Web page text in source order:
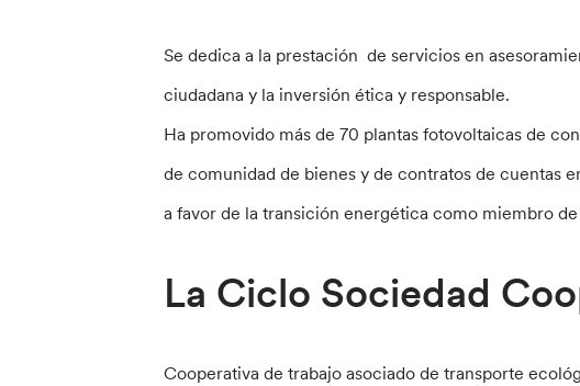
Se dedica a la prestación de servicios en
ciudadana y la inversión ética y responsable.
Ha promovido más de 70 plantas fotovoltaicas de
de comunidad de bienes y de contratos de cuentas
a favor de la transición energética como miembro
La Ciclo Sociedad
Cooperativa de trabajo asociado de transporte